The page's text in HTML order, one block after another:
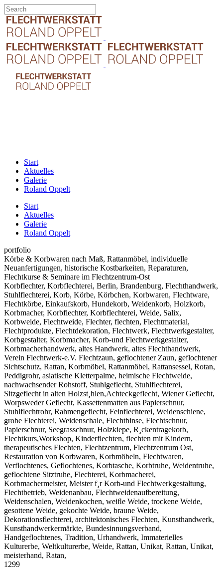
Start
Aktuelles
Galerie
Roland Oppelt
Start
Aktuelles
Galerie
Roland Oppelt
portfolio
Körbe & Korbwaren nach Maß, Rattanmöbel, individuelle
Neuanfertigungen, historische Kostbarkeiten, Reparaturen,
Flechtkurse & Seminare im Flechtzentrum-Ost
Korbflechter, Korbflechterei, Berlin, Brandenburg, Flechthandwerk,
Stuhlflechterei, Korb, Körbe, Körbchen, Korbwaren, Flechtware,
Flechtkörbe, Einkaufskorb, Hundekorb, Weidenkorb, Holzkorb,
Korbmacher, Korbflechter, Korbflechterei, Weide, Salix,
Korbweide, Flechtweide, Flechter, flechten, Flechtmaterial,
Flechtprodukte, Flechtdekoration, Flechtwerk, Flechtwerkgestalter,
Korbgestalter, Korbmacher, Korb-und Flechtwerkgestalter,
Korbmacherhandwerk, altes Handwerk, altes Flechthandwerk,
Verein Flechtwerk-e.V. Flechtzaun, geflochtener Zaun, geflochtener
Sichtschutz, Rattan, Korbmöbel, Rattanmöbel, Rattansessel, Rotan,
Peddigrohr, asiatische Kletterpalme, heimische Flechtweide,
nachwachsender Rohstoff, Stuhlgeflecht, Stuhlflechterei,
Sitzgeflecht in alten Holzst¸hlen,Achteckgeflecht, Wiener Geflecht,
Worpsweder Geflecht, Kassettenmatten aus Papierschnur,
Stuhlflechtrohr, Rahmengeflecht, Feinflechterei, Weidenschiene,
grobe Flechterei, Weidenschale, Flechtbinse, Flechtschnur,
Papierschnur, Seegrasschnur, Holzkiepe, R¸ckentragekorb,
Flechtkurs,Workshop, Kinderflechten, flechten mit Kindern,
therapeutisches Flechten, Flechtzentrum, Flechtzentrum Ost,
Restauration von Korbwaren, Korbmöbeln, Flechtwaren,
Verflochtenes, Geflochtenes, Korbtasche, Korbtruhe, Weidentruhe,
geflochtene Sitztruhe, Flechterei, Korbmacherei,
Korbmachermeister, Meister f¸r Korb-und Flechtwerkgestaltung,
Flechtbetrieb, Weidenanbau, Flechtweidenaufbereitung,
Weidenschalen, Weidenkochen, weiﬂe Weide, trockene Weide,
gesottene Weide, gekochte Weide, braune Weide,
Dekorationsflechterei, architektonisches Flechten, Kunsthandwerk,
Kunsthandwerkermärkte, Bundesinnungsverband,
Handgeflochtenes, Tradition, Urhandwerk, Immaterielles
Kulturerbe, Weltkulturerbe, Weide, Rattan, Unikat, Rattan, Unikat,
meisterhand, Ratan,
1299